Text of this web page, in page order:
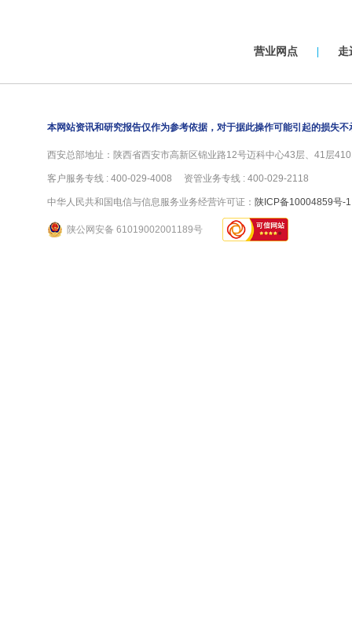
营业网点 走
本网站资讯和研究报告仅作为参考依据，对于据此操作可能引起的损失
西安总部地址：陕西省西安市高新区锦业路12号迈科中心43层、41层
客户服务专线 : 400-029-4008 资管业务专线 : 400-029-2118
中华人民共和国电信与信息服务业务经营许可证： 陕ICP备10004859号-1
陕公网安备 61019002001189号